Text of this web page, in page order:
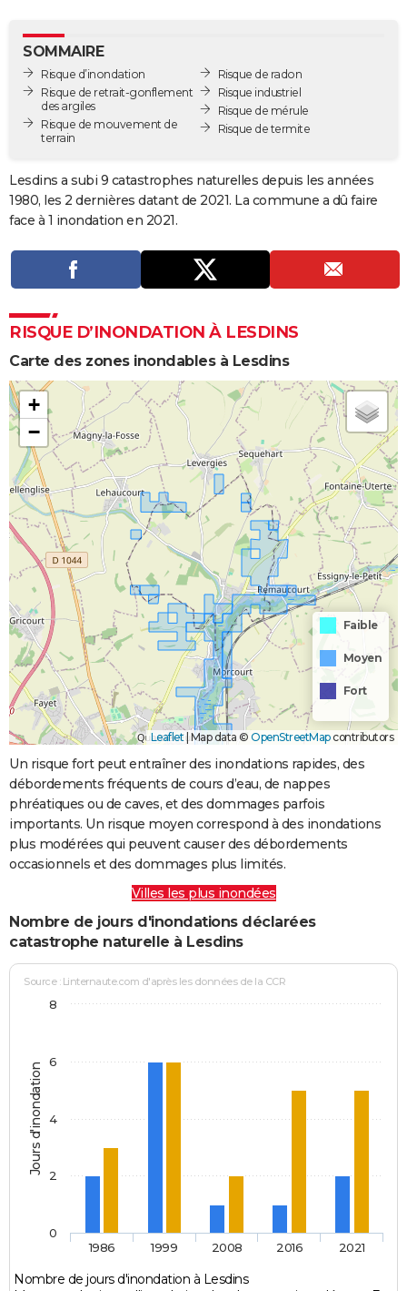
GUIDES D'ACHAT
BONS PLANS
CARTE DE VOEUX
Dictionnaire
Biographies
Citations
Expressions
Proverbes
PROGRAMME TV
Se connecter
Entreprises
Service militaire
Avis de recherche
AVIS DE DÉCÈS
FORUM
SOMMAIRE
Risque d’inondation
Risque de retrait-gonflement
des argiles
Risque de mouvement de
terrain
Risque de radon
Risque industriel
Risque de mérule
Risque de termite
Lesdins a subi 9 catastrophes naturelles depuis les années
1980, les 2 dernières datant de 2021. La commune a dû faire
face à 1 inondation en 2021.
RISQUE D’INONDATION À LESDINS
Carte des zones inondables à Lesdins
+
−
Faible
Moyen
Fort
Leaflet|Map data © OpenStreetMapcontributors
Un risque fort peut entraîner des inondations rapides, des
débordements fréquents de cours d’eau, de nappes
phréatiques ou de caves, et des dommages parfois
importants. Un risque moyen correspond à des inondations
plus modérées qui peuvent causer des débordements
occasionnels et des dommages plus limités.
Villes les plus inondées
Nombre de jours d'inondations déclarées
catastrophe naturelle à Lesdins
Jours d'inondation
Source : Linternaute.com d'après les données de la CCR
Nombre de jours d'inondation à Lesdins
1986 1999 2008 2016 2021
0
2
4
6
8